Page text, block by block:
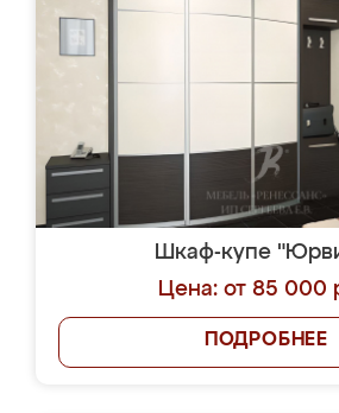
Шкаф-купе
Цена: от 85 000
ПОДРОБНЕЕ